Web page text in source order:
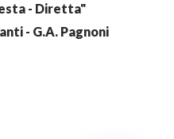
- Diretta"
- G.A. Pagnoni